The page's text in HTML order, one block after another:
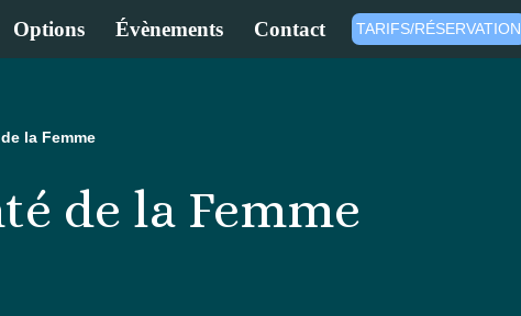
Options Évènements Contact TARIFS/RÉSERVATION
la Femme
de la Femme